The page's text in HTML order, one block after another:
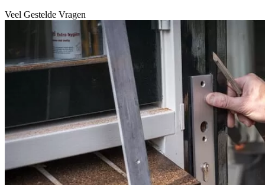
Veel Gestelde Vragen